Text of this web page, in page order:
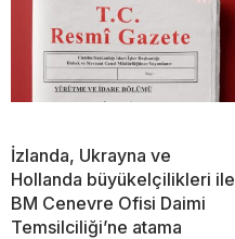
İzlanda, Ukrayna ve
Hollanda büyükelçilikleri ile
BM Cenevre Ofisi Daimi
Temsilciliği’ne atama